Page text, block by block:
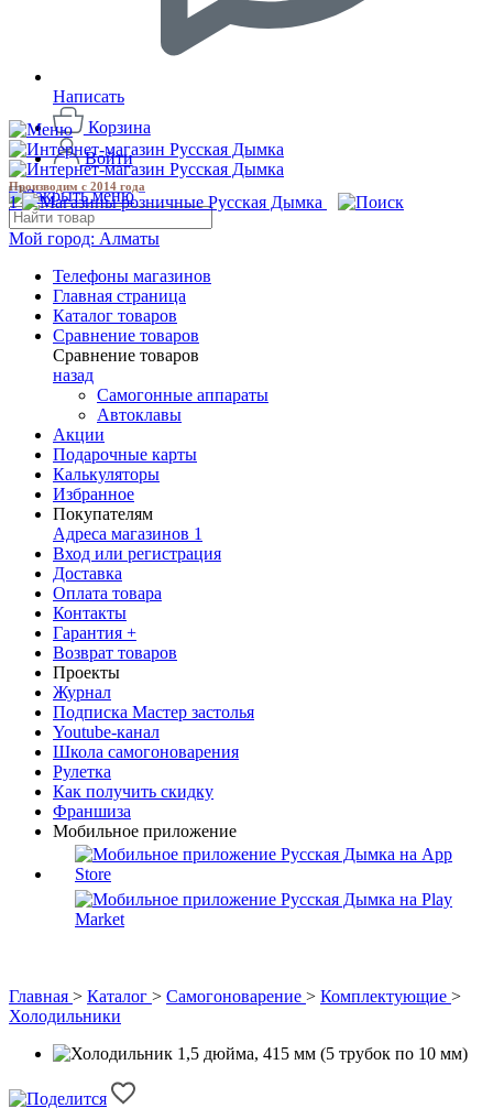
Написать
Корзина
Войти
Производим с 2014 года
1
Мой город: Алматы
Телефоны магазинов
Главная страница
Каталог товаров
Сравнение товаров
Сравнение товаров
назад
Самогонные аппараты
Автоклавы
Акции
Подарочные карты
Калькуляторы
Избранное
Покупателям
Адреса магазинов 1
Вход или регистрация
Доставка
Оплата товара
Контакты
Гарантия +
Возврат товаров
Проекты
Журнал
Подписка Мастер застолья
Youtube-канал
Школа самогоноварения
Рулетка
Как получить скидку
Франшиза
Мобильное приложение
Главная > Каталог > Самогоноварение > Комплектующие >
Холодильники